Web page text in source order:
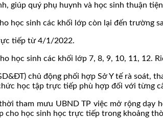
giúp quý phụ huynh và học sinh thuận
học sinh các khối lớp còn lại đến
tiếp từ 4/1/2022.
học sinh các khối lớp 7, 8, 9, 10, 11, 12.
chủ động phối hợp Sở Y tế rà soát,
học tập trực tiếp phù hợp đối với từng
tham mưu UBND TP việc mở rộng
cho học sinh học trực tiếp trong khoảng